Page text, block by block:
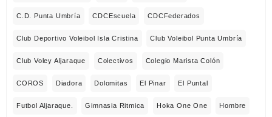
C.D. Punta Umbría CDCEscuela CDCFederados
Club Deportivo Voleibol Isla Cristina Club Voleibol Punta Umbría
Club Voley Aljaraque Colectivos Colegio Marista Colón
COROS Diadora Dolomitas El Pinar El Puntal
Futbol Aljaraque. Gimnasia Ritmica Hoka One One Hombre